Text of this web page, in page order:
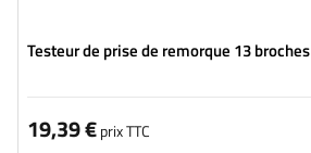
Testeur de prise de remorque 13 broches
19,39 €prix TTC